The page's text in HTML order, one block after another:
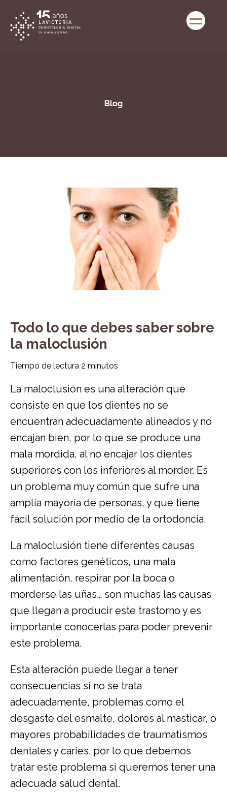
Todo lo que debes saber sobre
la maloclusión
Tiempo de lectura 2 minutos
La maloclusión es una alteración que
consiste en que los dientes no se
encuentran adecuadamente alineados y no
encajan bien, por lo que se produce una
mala mordida, al no encajar los dientes
superiores con los inferiores al morder. Es
un problema muy común que sufre una
amplia mayoría de personas, y que tiene
fácil solución por medio de la ortodoncia.
La maloclusión tiene diferentes causas
como factores genéticos, una mala
alimentación, respirar por la boca o
morderse las uñas… son muchas las causas
que llegan a producir este trastorno y es
importante conocerlas para poder prevenir
este problema.
Esta alteración puede llegar a tener
consecuencias si no se trata
adecuadamente, problemas como el
desgaste del esmalte, dolores al masticar, o
mayores probabilidades de traumatismos
dentales y caries. por lo que debemos
tratar este problema si queremos tener una
adecuada salud dental.